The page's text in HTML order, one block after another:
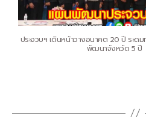
ประจวบฯ เดินหน้าวางอนาคต 20 ปี ระด
พัฒนาจังหวัด 5 ปี